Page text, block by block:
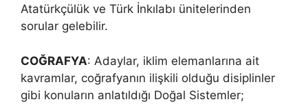
Atatürkçülük ve Türk İnkılabı ünitelerinden
sorular gelebilir.
COĞRAFYA: Adaylar, iklim elemanlarına ait
kavramlar, coğrafyanın ilişkili olduğu disiplinler
gibi konuların anlatıldığı Doğal Sistemler;